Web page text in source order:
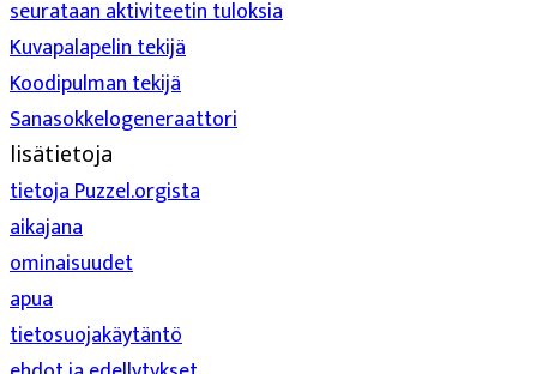
seurataan aktiviteetin tuloksia
Kuvapalapelin tekijä
Koodipulman tekijä
Sanasokkelogeneraattori
lisätietoja
tietoja Puzzel.orgista
aikajana
ominaisuudet
apua
tietosuojakäytäntö